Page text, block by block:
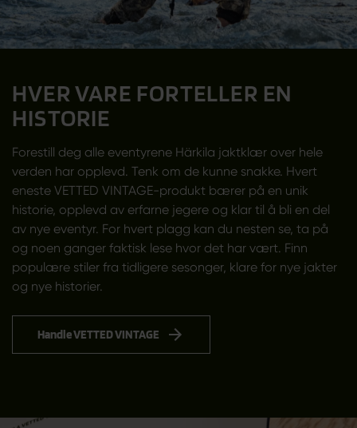
HVER VARE FORTELLER EN
HISTORIE
Forestill deg alle eventyrene Härkila jaktklær over hele
verden har opplevd. Tenk om de kunne snakke. Hvert
eneste VETTED VINTAGE-produkt bærer på en unik
historie, opplevd av erfarne jegere og klar til å bli en del
av nye eventyr. For hvert plagg kan du nesten se, ta på
og noen ganger faktisk lese hvor det har vært. Finn
populære stiler fra tidligere sesonger, klare for nye jakter
og nye historier.
Handle VETTED VINTAGE